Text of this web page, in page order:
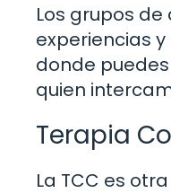
Los grupos
experiencias
donde
quien
Terapia
La TCC es